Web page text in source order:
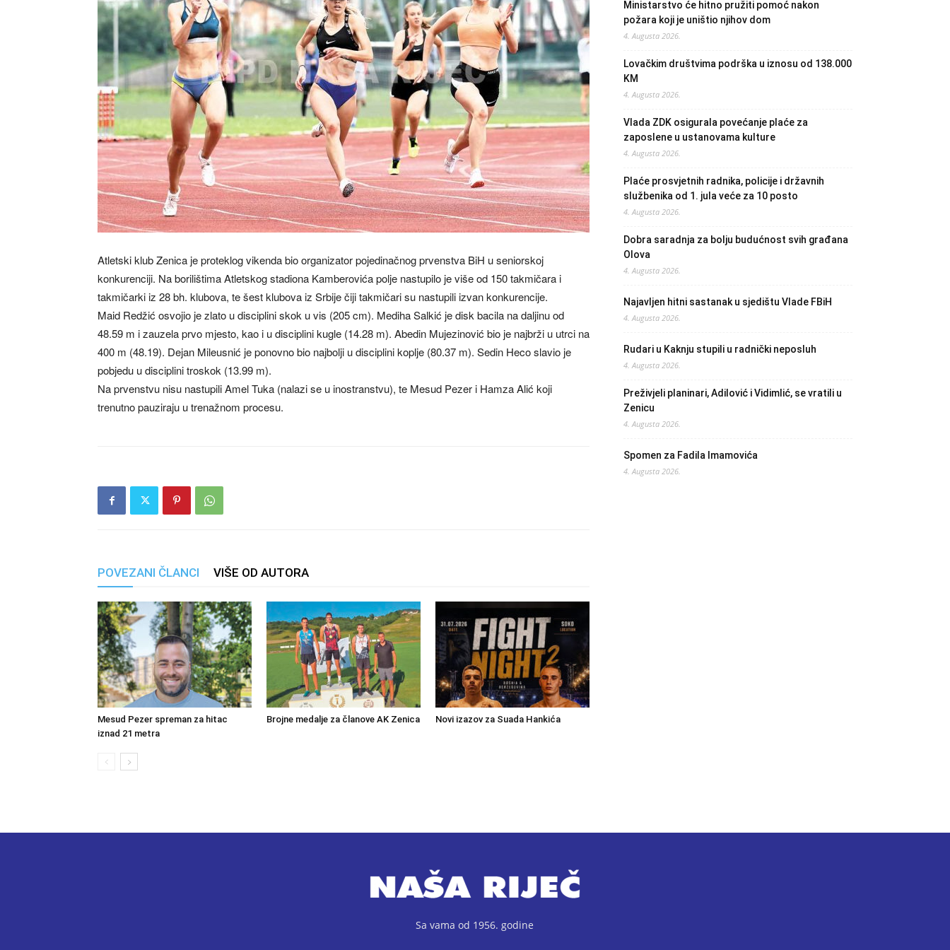
Atletski klub Zenica je proteklog vikenda bio organizator pojedinačnog prvenstva BiH u seniorskoj
konkurenciji. Na borilištima Atletskog stadiona Kamberovića polje nastupilo je više od 150 takmičara i
takmičarki iz 28 bh. klubova, te šest klubova iz Srbije čiji takmičari su nastupili izvan konkurencije.
Maid Redžić osvojio je zlato u disciplini skok u vis (205 cm). Mediha Salkić je disk bacila na daljinu od
48.59 m i zauzela prvo mjesto, kao i u disciplini kugle (14.28 m). Abedin Mujezinović bio je najbrži u utrci na
400 m (48.19). Dejan Mileusnić je ponovno bio najbolji u disciplini koplje (80.37 m). Sedin Heco slavio je
pobjedu u disciplini troskok (13.99 m).
Na prvenstvu nisu nastupili Amel Tuka (nalazi se u inostranstvu), te Mesud Pezer i Hamza Alić koji
trenutno pauziraju u trenažnom procesu.
POVEZANI ČLANCI VIŠE OD AUTORA
Mesud Pezer spreman za hitac
iznad 21 metra
Brojne medalje za članove AK Zenica Novi izazov za Suada Hankića
Ministarstvo će hitno pružiti pomoć nakon
požara koji je uništio njihov dom
4. Augusta 2026.
Lovačkim društvima podrška u iznosu od 138.000
KM
4. Augusta 2026.
Vlada ZDK osigurala povećanje plaće za
zaposlene u ustanovama kulture
4. Augusta 2026.
Plaće prosvjetnih radnika, policije i državnih
službenika od 1. jula veće za 10 posto
4. Augusta 2026.
Dobra saradnja za bolju budućnost svih građana
Olova
4. Augusta 2026.
Najavljen hitni sastanak u sjedištu Vlade FBiH
4. Augusta 2026.
Rudari u Kaknju stupili u radnički neposluh
4. Augusta 2026.
Preživjeli planinari, Adilović i Vidimlić, se vratili u
Zenicu
4. Augusta 2026.
Spomen za Fadila Imamovića
4. Augusta 2026.
Sa vama od 1956. godine